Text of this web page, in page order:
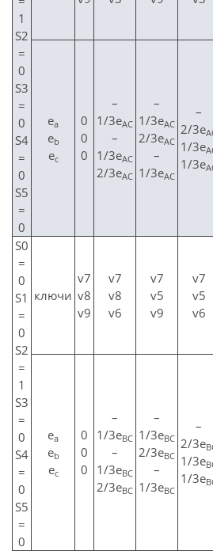
1
S2
=
0
S3
=
0
S4
=
0
S5
=
0
еа
еb
еc
0
0
0
–
1/3eAС
–
1/3eAС
2/3eAС
–
1/3eAС
2/3eAС
–
1/3eAС
–
2/3e
1/3e
1/3e
S0
=
0
S1
=
0
S2
=
1
S3
=
0
S4
=
0
S5
=
0
ключи
v7
v8
v9
v7
v8
v6
v7
v5
v9
v7
v5
v6
еа
еb
еc
0
0
0
–
1/3eBС
–
1/3eBС
2/3eBС
–
1/3eBС
2/3eBС
–
1/3eBС
–
2/3e
1/3e
1/3e